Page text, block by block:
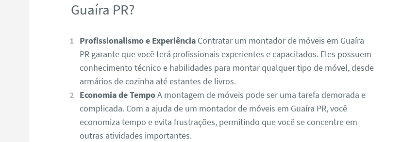
Guaíra PR?
Profissionalismo e ExperiênciaContratar um montador de móveis em Guaíra
PR garante que você terá profissionais experientes e capacitados. Eles possuem
conhecimento técnico e habilidades para montar qualquer tipo de móvel, desde
armários de cozinha até estantes de livros.
Economia de TempoA montagem de móveis pode ser uma tarefa demorada e
complicada. Com a ajuda de um montador de móveis em Guaíra PR, você
economiza tempo e evita frustrações, permitindo que você se concentre em
outras atividades importantes.